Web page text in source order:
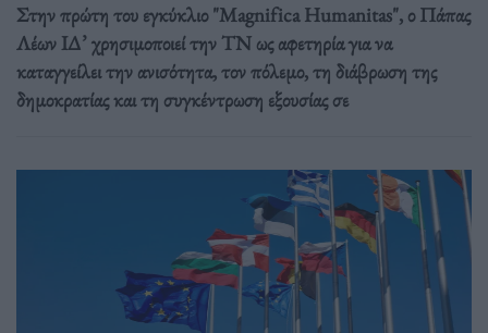
Στην πρώτη του εγκύκλιο "Magnifica Humanitas", ο Πάπας
Λέων ΙΔ’ χρησιμοποιεί την ΤΝ ως αφετηρία για να
καταγγείλει την ανισότητα, τον πόλεμο, τη διάβρωση της
δημοκρατίας και τη συγκέντρωση εξουσίας σε